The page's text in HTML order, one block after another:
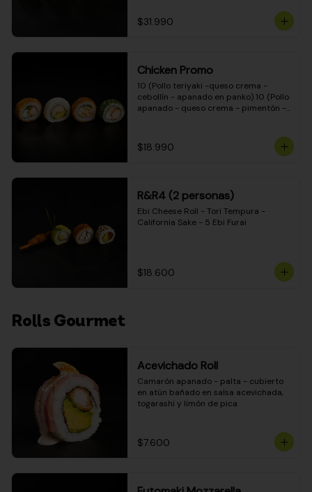
envuelto en queso crema) 10
(Camarón - queso crema - cebollín -
teriyaki - queso crema - cebollín -
envuelto en masa tempura) 10
(Pimentón - queso crema - cebollín -
envuelto en masa tempura)
$31.990
Chicken Promo
10 (Pollo teriyaki -queso crema -
cebollín - apanado en panko) 10 (Pollo
apanado - queso crema - pimentón -
ciboulette) 10 (Pollo teriyaki - palta -
envuelto en queso crema)
$18.990
R&R4 (2 personas)
Ebi Cheese Roll - Tori Tempura -
California Sake - 5 Ebi Furai
$18.600
Rolls Gourmet
Acevichado Roll
Camarón apanado - palta - cubierto
en atún bañado en salsa acevichada,
togarashi y limón de pica
$7.600